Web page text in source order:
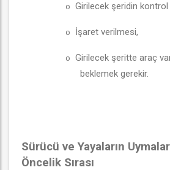
o Girilecek şeridin kontrol
o İşaret verilmesi,
o Girilecek şeritte araç
beklemek gerekir.
Sürücü ve Yayaların
Öncelik Sırası